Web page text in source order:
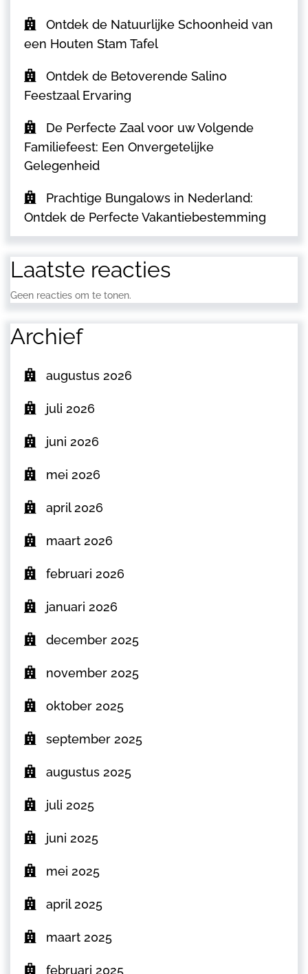
Ontdek de Natuurlijke Schoonheid van
een Houten Stam Tafel
Ontdek de Betoverende Salino
Feestzaal Ervaring
De Perfecte Zaal voor uw Volgende
Familiefeest: Een Onvergetelijke
Gelegenheid
Prachtige Bungalows in Nederland:
Ontdek de Perfecte Vakantiebestemming
Laatste reacties
Geen reacties om te tonen.
Archief
augustus 2026
juli 2026
juni 2026
mei 2026
april 2026
maart 2026
februari 2026
januari 2026
december 2025
november 2025
oktober 2025
september 2025
augustus 2025
juli 2025
juni 2025
mei 2025
april 2025
maart 2025
februari 2025